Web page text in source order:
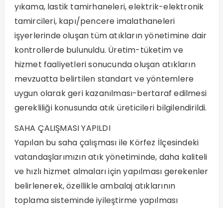
yıkama, lastik tamirhaneleri, elektrik-elektronik
tamircileri, kapı/pencere imalathaneleri
işyerlerinde oluşan tüm atıkların yönetimine dair
kontrollerde bulunuldu. Üretim-tüketim ve
hizmet faaliyetleri sonucunda oluşan atıkların
mevzuatta belirtilen standart ve yöntemlere
uygun olarak geri kazanılması-bertaraf edilmesi
gerekliliği konusunda atık üreticileri bilgilendirildi.
SAHA ÇALIŞMASI YAPILDI
Yapılan bu saha çalışması ile Körfez İlçesindeki
vatandaşlarımızın atık yönetiminde, daha kaliteli
ve hızlı hizmet almaları için yapılması gerekenler
belirlenerek, özellikle ambalaj atıklarının
toplama sisteminde iyileştirme yapılması